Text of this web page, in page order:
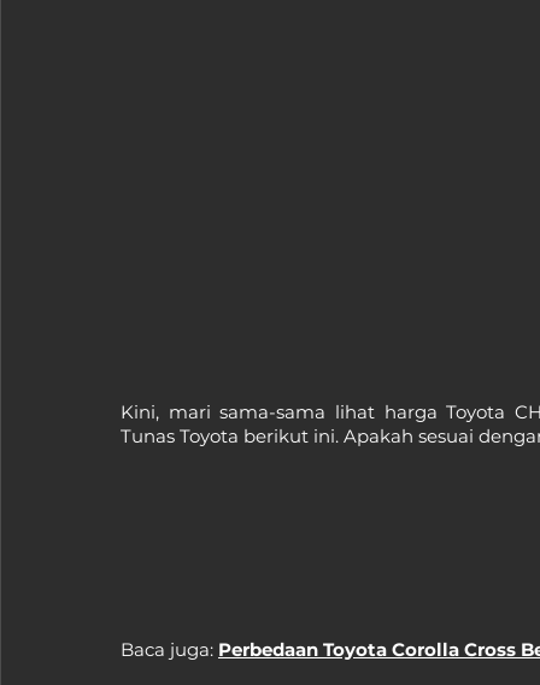
Kini, mari sama-sama lihat harga Toyota
Tunas Toyota berikut ini. Apakah sesuai
Baca juga: Perbedaan Toyota Corolla Cross